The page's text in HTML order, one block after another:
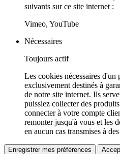
suivants sur ce site internet :
Vimeo, YouTube
Nécessaires
Toujours actif
Les cookies nécessaires
exclusivement destinés à
de notre site internet. Ils
puissiez collecter des
connecter à votre compte
remonter jusqu'à vous et les
en aucun cas transmises à
Enregistrer mes préférences